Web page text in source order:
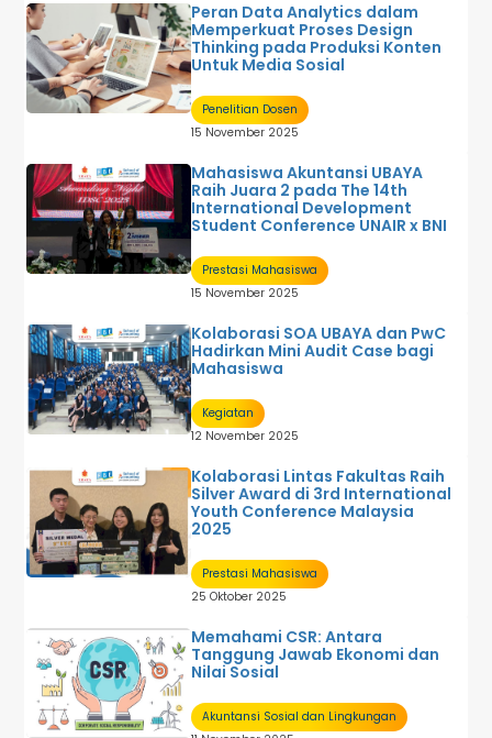
Peran Data Analytics dalam
Memperkuat Proses Design
Thinking pada Produksi Konten
Untuk Media Sosial
Penelitian Dosen
15 November 2025
Mahasiswa Akuntansi UBAYA
Raih Juara 2 pada The 14th
International Development
Student Conference UNAIR x BNI
Prestasi Mahasiswa
15 November 2025
Kolaborasi SOA UBAYA dan PwC
Hadirkan Mini Audit Case bagi
Mahasiswa
Kegiatan
12 November 2025
Kolaborasi Lintas Fakultas Raih
Silver Award di 3rd International
Youth Conference Malaysia
2025
Prestasi Mahasiswa
25 Oktober 2025
Memahami CSR: Antara
Tanggung Jawab Ekonomi dan
Nilai Sosial
Akuntansi Sosial dan Lingkungan